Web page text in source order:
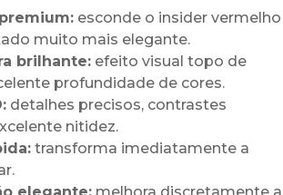
esconde o insider vermelho
muito mais elegante.
brilhante: efeito visual topo de
profundidade de cores.
detalhes precisos, contrastes
nitidez.
transforma imediatamente a